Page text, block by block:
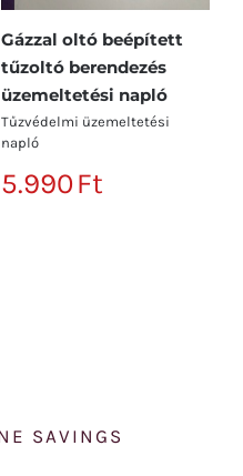
Gázzal oltó beépített
tűzoltó berendezés
üzemeltetési napló
Tűzvédelmi üzemeltetési
napló
5.990Ft
SAVINGS